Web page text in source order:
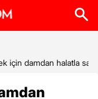
için damdan halatla